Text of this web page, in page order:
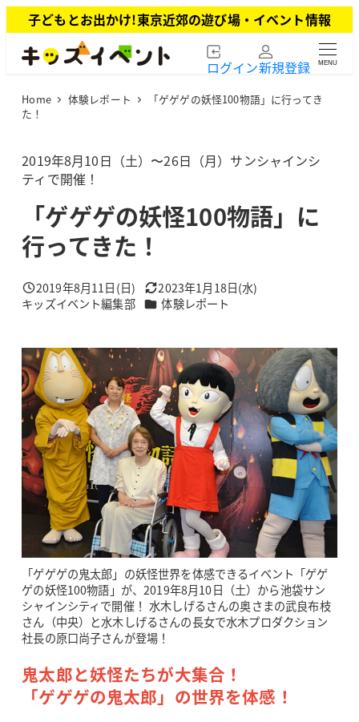
イ
子どもとお出かけ!東京近郊の遊び場・イベント情報
ログイン新規登録 MENU
Home 体験レポート
「ゲゲゲの妖怪100物語」に行ってき
た！
2019年8月10日（土）〜26日（月）サンシャインシ
ティで開催！
「ゲゲゲの妖怪100物語」に
行ってきた！
投稿日
2019年8月11日(日) 更新日
2023年1月18日(水)
著
キッズイベント編集部 カテゴリー
体験レポート
「ゲゲゲの鬼太郎」の妖怪世界を体感できるイベント「ゲゲ
ゲの妖怪100物語」が、2019年8月10日（土）から池袋サン
シャインシティで開催！ 水木しげるさんの奥さまの武良布枝
さん（中央）と水木しげるさんの長女で水木プロダクション
社長の原口尚子さんが登場！
鬼太郎と妖怪たちが大集合！
「ゲゲゲの鬼太郎」の世界を体感！